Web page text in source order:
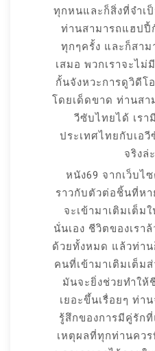
ทุกหนและก็สิ่งที่จำเ
ท่านสามารถแฮปปี้
ทุกๆครั้ง และก็สาม
เสมอ พวกเราจะไ
กั้นจังหวะการดูวิดีโ
โดยเด็ดขาด ท่านสา
วีซับไทยได้ เรา
ประเทศไทยกับเอ
จริงล่
หนัง69 จากเว็บไ
ราวกับตัวต่อชิ้นที่หา
จะเข้ามาเติมเต็ม
นั่นเอง ชีวิตของเรา
ด้วยทั้งหมด แล้วท่า
คนที่เข้ามาเติมเต็ม
มันจะยิ่งช่วยทำให้
เยอะขึ้นเรื่อยๆ ท่า
รู้สึกของการมีคู่รัก
เหตุผลที่ทุกท่านควร